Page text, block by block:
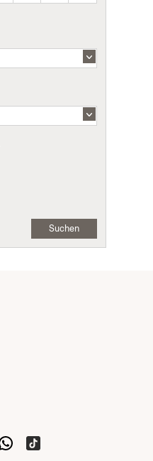
Suchen